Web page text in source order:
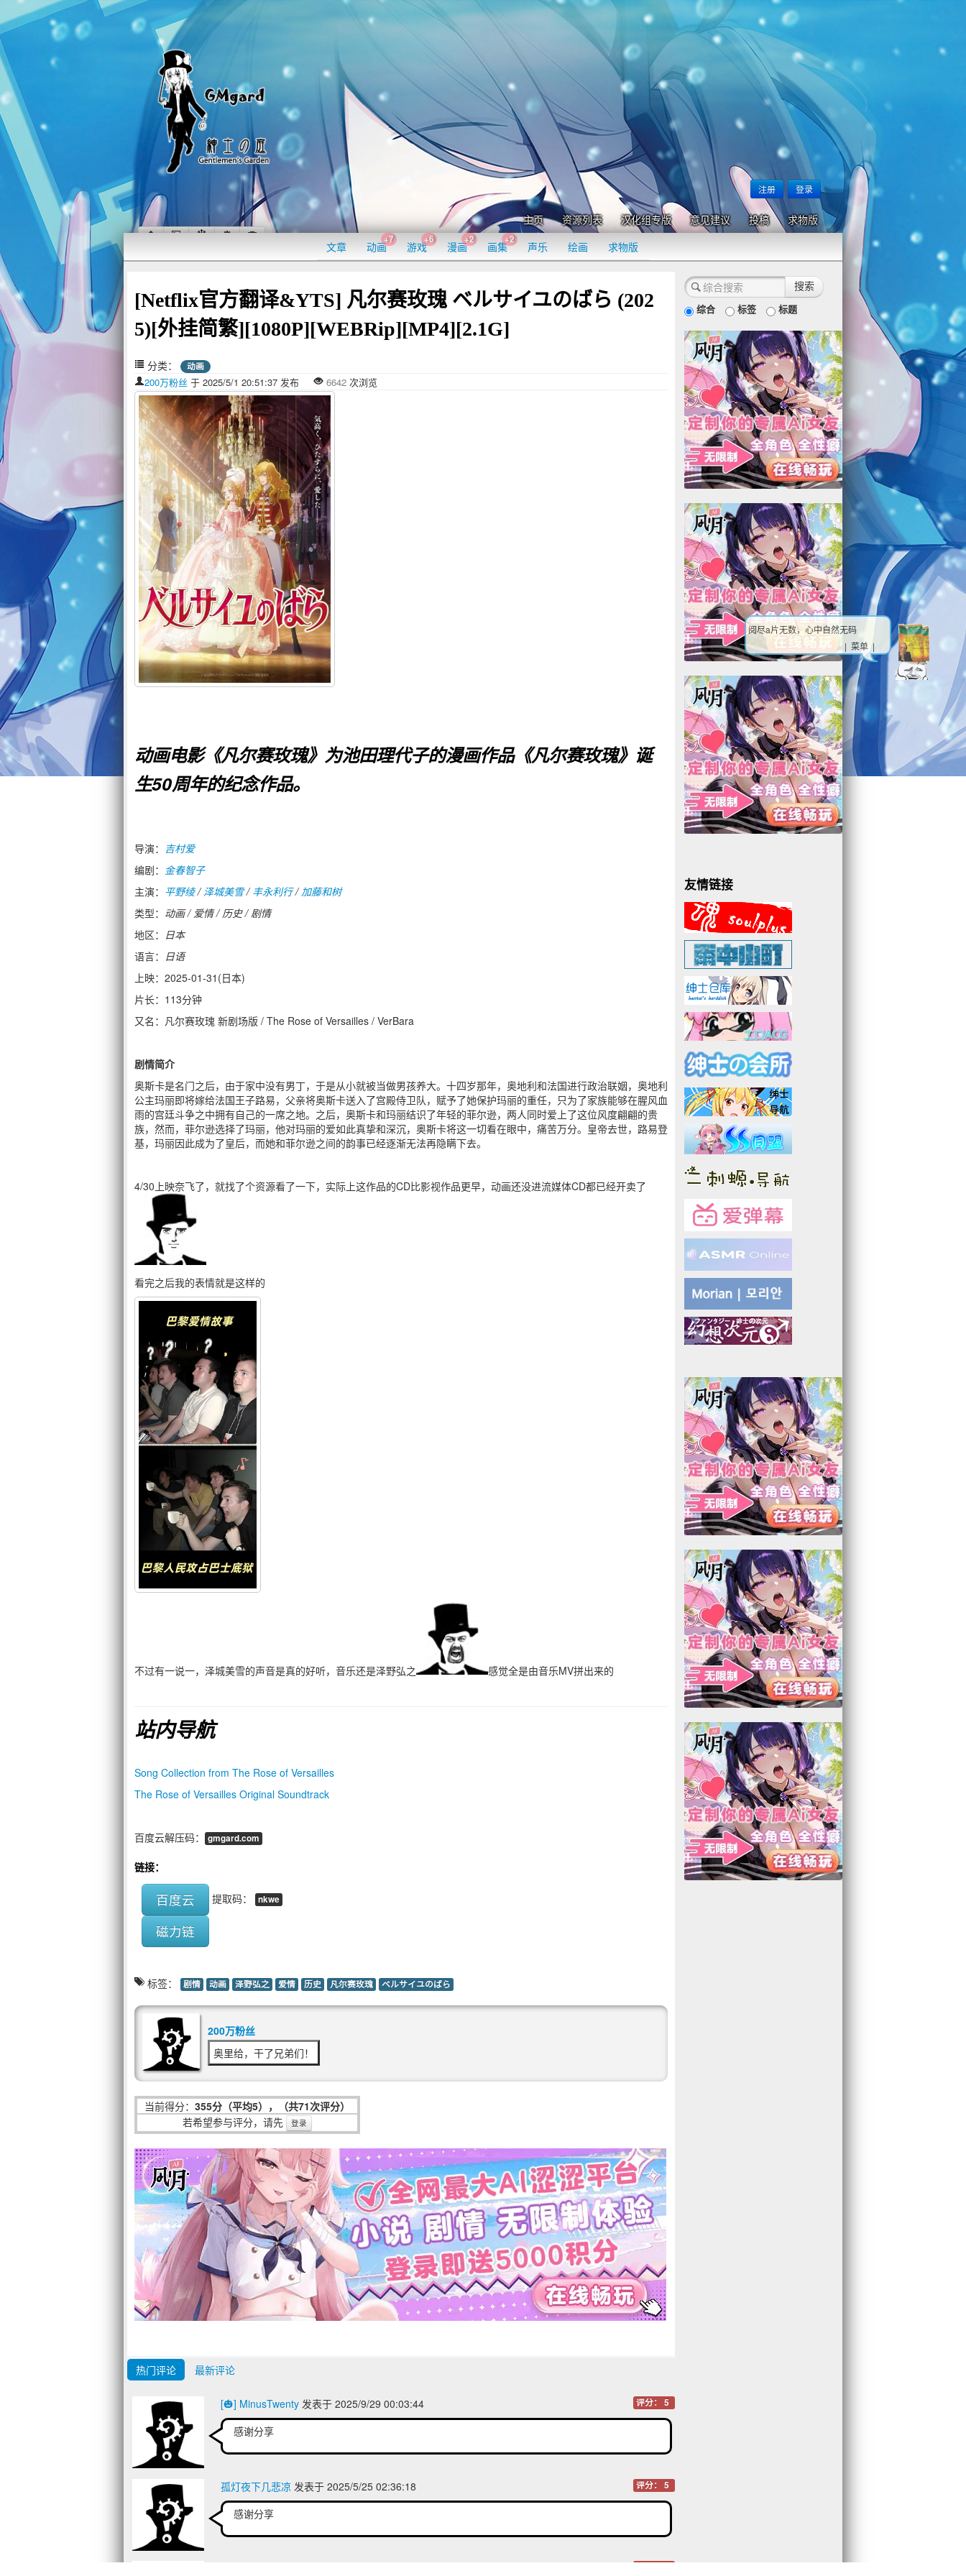
注册 登录
主页 资源列表 汉化组专版 意见建议 投稿 求物版
文章 动画
+7
游戏
+6
漫画
+2
画集
+2
声乐 绘画 求物版
[Netflix官方翻译&YTS] 凡尔赛玫瑰 ベルサイユのばら (202
5)[外挂简繁][1080P][WEBRip][MP4][2.1G]
分类： 动画
200万粉丝 于 2025/5/1 20:51:37 发布 6642 次浏览
动画电影《凡尔赛玫瑰》为池田理代子的漫画作品《凡尔赛玫瑰》诞
生50周年的纪念作品。
导演： 吉村爱
编剧： 金春智子
主演： 平野绫/泽城美雪/丰永利行/加藤和树
类型： 动画 / 爱情 / 历史 / 剧情
地区： 日本
语言： 日语
上映：2025-01-31(日本)
片长：113分钟
又名：凡尔赛玫瑰 新剧场版 / The Rose of Versailles / VerBara
剧情简介
奥斯卡是名门之后，由于家中没有男丁，于是从小就被当做男孩养大。十四岁那年，奥地利和法国进行政治联姻，奥地利
公主玛丽即将嫁给法国王子路易，父亲将奥斯卡送入了宫殿侍卫队，赋予了她保护玛丽的重任，只为了家族能够在腥风血
雨的宫廷斗争之中拥有自己的一席之地。之后，奥斯卡和玛丽结识了年轻的菲尔逊，两人同时爱上了这位风度翩翩的贵
族，然而，菲尔逊选择了玛丽，他对玛丽的爱如此真挚和深沉，奥斯卡将这一切看在眼中，痛苦万分。皇帝去世，路易登
基，玛丽因此成为了皇后，而她和菲尔逊之间的韵事已经逐渐无法再隐瞒下去。
4/30上映奈飞了，就找了个资源看了一下，实际上这作品的CD比影视作品更早，动画还没进流媒体CD都已经开卖了
看完之后我的表情就是这样的
不过有一说一，泽城美雪的声音是真的好听，音乐还是泽野弘之 感觉全是由音乐MV拼出来的
站内导航
Song Collection from The Rose of Versailles
The Rose of Versailles Original Soundtrack
百度云解压码： gmgard.com
链接：
百度云 提取码： nkwe
磁力链
标签： 剧情 动画 泽野弘之 爱情 历史 凡尔赛玫瑰 ベルサイユのばら
200万粉丝
奥里给，干了兄弟们！
当前得分： 355分（平均5），（共71次评分）
若希望参与评分，请先
登录
热门评论 最新评论
[🎃] MinusTwenty发表于 2025/9/29 00:03:44 评分： 5
感谢分享
孤灯夜下几悲凉 发表于 2025/5/25 02:36:18 评分： 5
感谢分享
综合 标签 标题
友情链接
阅尽a片无数，心中自然无码
| 菜单 |